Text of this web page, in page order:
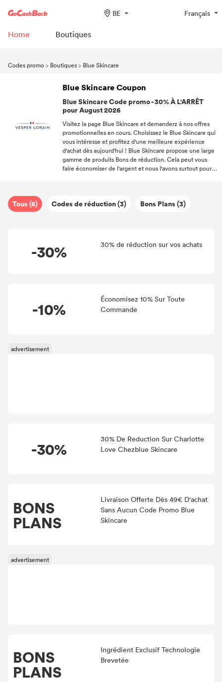
BE Français
Home Boutiques
Codes promo> Boutiques> Blue Skincare
Blue Skincare Coupon
Blue Skincare Code promo - 30% À L'ARRÊT
pour August 2026
Visitez la page Blue Skincare et demanderz à nos offres
promotionnelles en cours. Choisissez le Blue Skincare qui
vous intéresse et profitez d'une meilleure expérience
d'achat dès aujourd'hui ! Blue Skincare propose une large
gamme de produits Bons de réduction. Cela peut vous
faire économiser de l'argent et nous l'avons surtout pour
boutique Blue Skincare consiste en des promotions
Tous (6) Codes de réduction (3) Bons Plans (3)
-30% 30% de réduction sur vos achats
-10%
Économisez 10% Sur Toute
Commande
-30%
30% De Reduction Sur Charlotte
Love Chezblue Skincare
BONS
PLANS
Livraison Offerte Dès 49€ D'achat
Sans Aucun Code Promo Blue
Skincare
BONS
PLANS
Ingrédient Exclusif Technologie
Brevetée